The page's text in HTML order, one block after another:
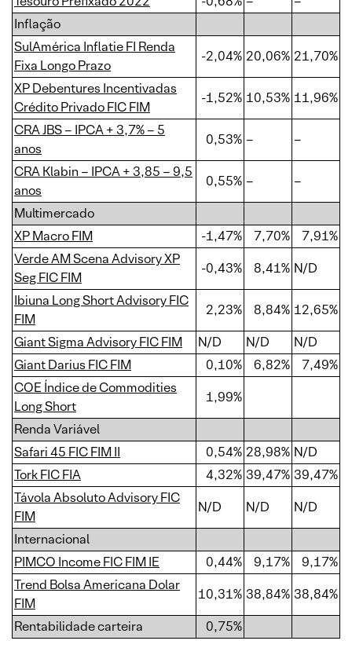
Inflação
SulAmérica Inflatie FI Renda
Fixa Longo Prazo
-2,04% 20,06% 21,70%
XP Debentures Incentivadas
Crédito Privado FIC FIM
-1,52% 10,53% 11,96%
CRA JBS – IPCA + 3,7% – 5
anos
0,53% –
–
CRA Klabin – IPCA + 3,85 – 9,5
anos
0,55% –
–
Multimercado
XP Macro FIM
-1,47% 7,70%
7,91%
Verde AM Scena Advisory XP
Seg FIC FIM
-0,43% 8,41% N/D
Ibiuna Long Short Advisory FIC
FIM
2,23% 8,84% 12,65%
Giant Sigma Advisory FIC FIM
N/D N/D
N/D
Giant Darius FIC FIM
0,10% 6,82%
7,49%
COE Índice de Commodities
Long Short
1,99%
Renda Variável
Safari 45 FIC FIM II
0,54% 28,98% N/D
Tork FIC FIA
4,32% 39,47% 39,47%
Távola Absoluto Advisory FIC
FIM
N/D N/D
N/D
Internacional
PIMCO Income FIC FIM IE
0,44% 9,17%
9,17%
Trend Bolsa Americana Dolar
FIM
10,31% 38,84% 38,84%
Rentabilidade carteira
0,75%